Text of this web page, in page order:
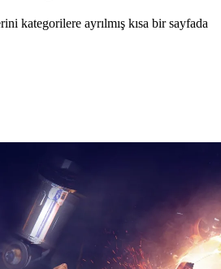
kategorilere ayrılmış kısa bir sayfada